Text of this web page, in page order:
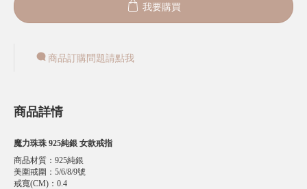
我要購買
商品訂購問題請點我
商品詳情
魔力珠珠 925純銀 女款戒指
商品材質 ： 925純銀
美圍戒圍 ： 5/6/8/9號
戒寬(CM) ： 0.4